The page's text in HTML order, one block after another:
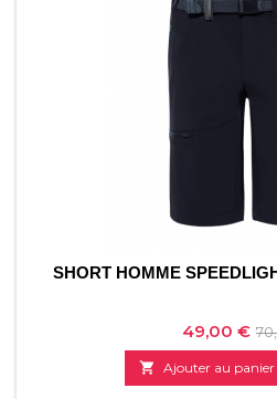
SHORT HOMME
Prix
49,00 €
de
 Ajouter au panier